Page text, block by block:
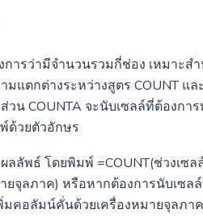
ารว่ามีจำนวนรวมกี่ช่อง เหมาะส
แตกต่างระหว่างสูตร COUNT แล
วน COUNTA จะนับเซลล์ที่ต้องกา
ด้วยตัวอักษร
ลลัพธ์ โดยพิมพ์ =COUNT(ช่วงเซ
จุลภาค) หรือหากต้องการนับเซล
มคอลัมน์คั่นด้วยเครื่องหมายจุลภา